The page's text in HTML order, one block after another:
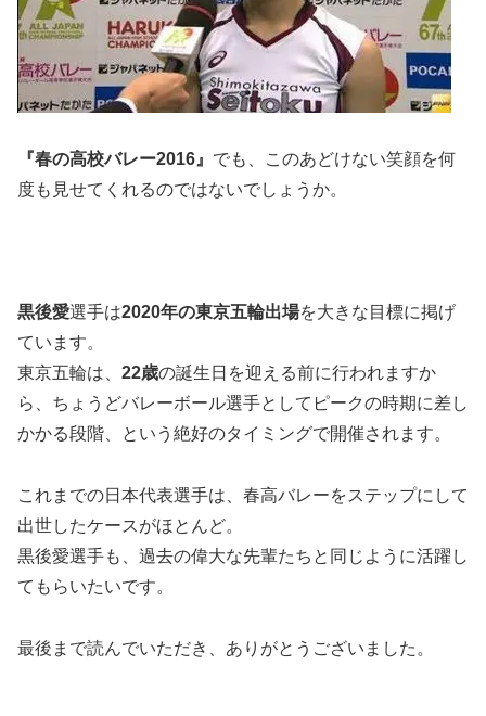
『春の高校バレー2016』 でも、このあどけない笑顔を何
度も見せてくれるのではないでしょうか。
黒後愛選手は2020年の東京五輪出場を大きな目標に掲げ
ています。
東京五輪は、 22歳の誕生日を迎える前に行われますか
ら、ちょうどバレーボール選手としてピークの時期に差し
かかる段階、という絶好のタイミングで開催されます。
これまでの日本代表選手は、春高バレーをステップにして
出世したケースがほとんど。
黒後愛選手も、過去の偉大な先輩たちと同じように活躍し
てもらいたいです。
最後まで読んでいただき、ありがとうございました。